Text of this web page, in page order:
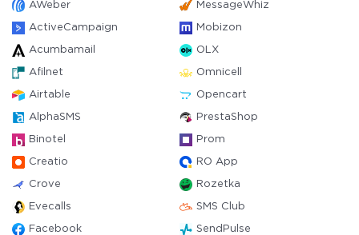
AWeber MessageWhiz
ActiveCampaign Mobizon
Acumbamail OLX
Afilnet Omnicell
Airtable Opencart
AlphaSMS PrestaShop
Binotel Prom
Creatio RO App
Crove Rozetka
Evecalls SMS Club
Facebook SendPulse